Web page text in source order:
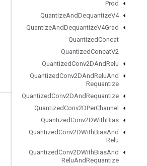
Prod
QuantizeAndDequantizeV4
QuantizeAndDequantizeV4Grad
QuantizedConcat
QuantizedConcatV2
QuantizedConv2DAndRelu
QuantizedConv2DAndReluAnd
Requantize
QuantizedConv2DAndRequantize
QuantizedConv2DPerChannel
QuantizedConv2DWithBias
QuantizedConv2DWithBiasAnd
Relu
QuantizedConv2DWithBiasAnd
ReluAndRequantize
مرتبط بمانید
تالار گفتمان
GitHub